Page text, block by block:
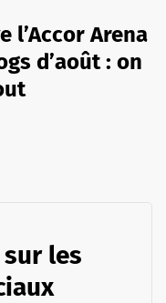
l’Accor Arena
d’août : on
sur les